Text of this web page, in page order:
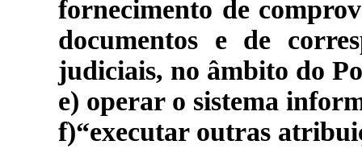
fornecimento de
documentos e de
judiciais, no âmbito do
e) operar o sistema
f)“executar outras